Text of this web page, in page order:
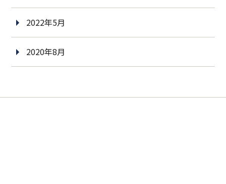
2022年5月
2020年8月